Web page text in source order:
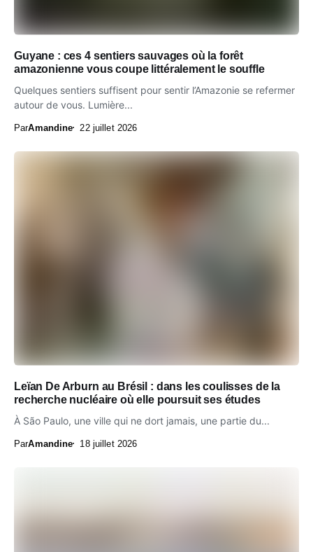
Guyane : ces 4 sentiers sauvages où la forêt
amazonienne vous coupe littéralement le souffle
Quelques sentiers suffisent pour sentir l’Amazonie se refermer
autour de vous. Lumière...
ParAmandine 22 juillet 2026
Leïan De Arburn au Brésil : dans les coulisses de la
recherche nucléaire où elle poursuit ses études
À São Paulo, une ville qui ne dort jamais, une partie du...
ParAmandine 18 juillet 2026